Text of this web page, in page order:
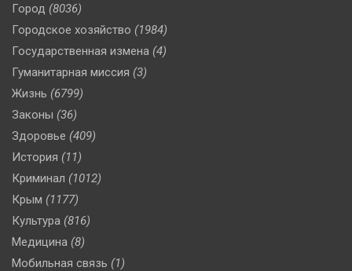
Город (8036)
Городское хозяйство (1984)
Государственная измена (4)
Гуманитарная миссия (3)
Жизнь (6799)
Законы (36)
Здоровье (409)
История (11)
Криминал (1012)
Крым (1177)
Культура (816)
Медицина (8)
Мобильная связь (1)